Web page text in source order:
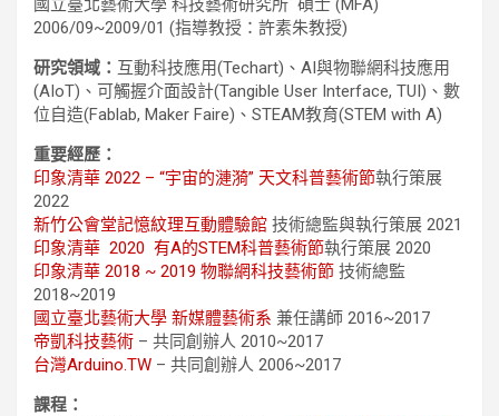
國立臺北藝術大學 科技藝術研究所 碩士 (MFA)
2006/09~2009/01 (指導教授：許素朱教授)
研究領域： 互動科技應用(Techart)、AI與物聯網科技應用
(AIoT)、可觸握介面設計(Tangible User Interface, TUI)、數
位自造(Fablab, Maker Faire)、STEAM教育(STEM with A)
重要經歷：
印象清華 2022 – “宇宙的漣漪” 天文科普藝術節執行策展
2022
新竹公會堂記憶紋理互動體驗館 技術總監與執行策展 2021
印象清華 2020 有A的STEM科普藝術節執行策展 2020
印象清華 2018 ~ 2019 物聯網科技藝術節 技術總監
2018~2019
國立臺北藝術大學 新媒體藝術系 兼任講師 2016~2017
帝凱科技藝術 – 共同創辦人 2010~2017
台灣Arduino.TW – 共同創辦人 2006~2017
課程：